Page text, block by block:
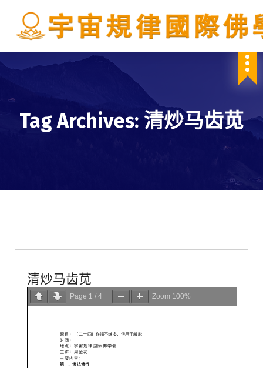
Tag Archives: 清炒马齿苋
清炒马齿苋
Page 1 / 4 Zoom 100%